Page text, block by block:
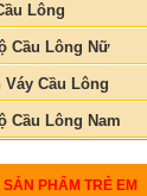
Lông
Cầu Lông Nữ
Váy Cầu Lông
Cầu Lông Nam
SẢN PHẨM TRẺ EM